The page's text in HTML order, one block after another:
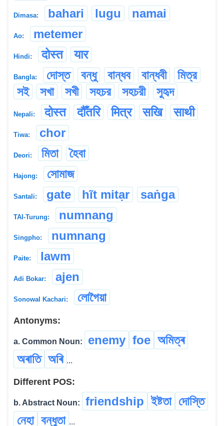
Dimasa: bahari lugu namai
Ao: metemer
Hindi: दोस्त यार
Bangla: দোস্ত বন্ধু বান্ধব বান্ধবী
মিত্র
সই
সখা সখী সহচর সহচরী সুহৃদ
Nepali: दोस्त दौँतरि मित्र सखि साथी
Tiwa: chor
Deori: মিতা হৈবা
Hajong: সোমাজ
Santali: gate hĩt mitạr saṅga
TAI-Turung: numnang
Singpho: numnang
Paite: lawm
Adi Bokar: ajen
Sonowal Kachari: লোগৈয়া
Antonyms:
a. Common Noun: enemy foe অমিত্ৰ
অৰাতি অৰি ...
Different POS:
b. Abstract Noun: friendship ইষ্টতা দোস্তি
নেহা বন্ধুতা ...